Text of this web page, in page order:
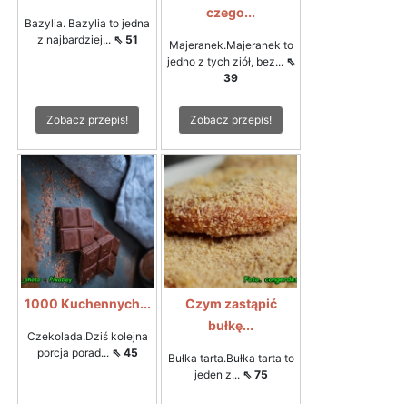
Bazylia. Bazylia to jedna
z najbardziej... ⇖ 51
Zobacz przepis!
czego...
Majeranek.Majeranek to
jedno z tych ziół, bez... ⇖
39
Zobacz przepis!
1000 Kuchennych...
Czekolada.Dziś kolejna
porcja porad... ⇖ 45
Czym zastąpić
bułkę...
Bułka tarta.Bułka tarta to
jeden z... ⇖ 75